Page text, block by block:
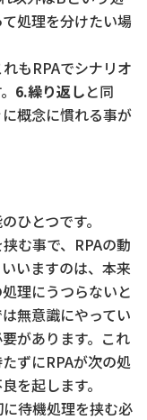
処理を分けたい場
もRPAでシナリオ
6.繰り返しと同
概念に慣れる事が
ひとつです。
む事で、RPAの動
いますのは、本来
理にうつらないと
無意識にやってい
があります。これ
ずにRPAが次の処
を起します。
待機処理を挟む必